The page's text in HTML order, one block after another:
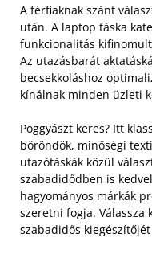
A férfiaknak szánt
után. A laptop táska
funkcionalitás
Az utazásbarát
becsekkoláshoz
kínálnak minden üzleti
Poggyászt keres? Itt
bőröndök, minőségi
utazótáskák közül
szabadidődben is
hagyományos márkák
szeretni fogja. Válassza
szabadidős